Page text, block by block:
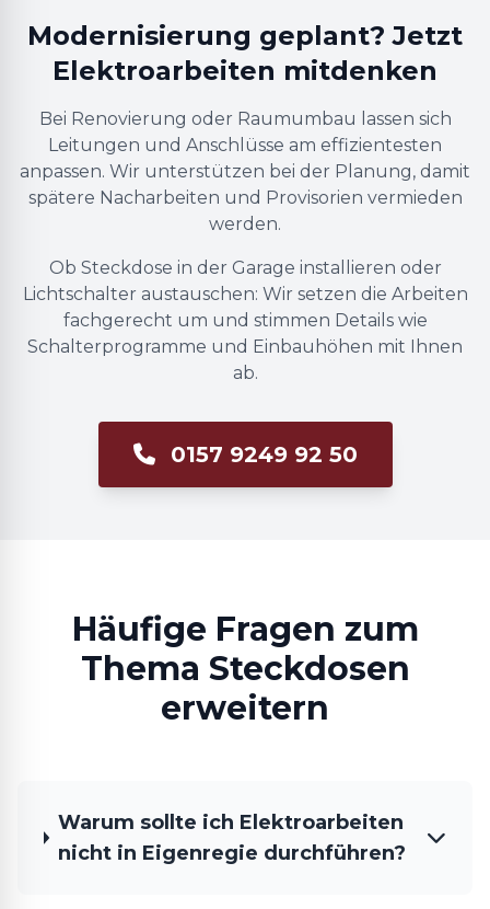
Modernisierung geplant? Jetzt
Elektroarbeiten mitdenken
Bei Renovierung oder Raumumbau lassen sich
Leitungen und Anschlüsse am effizientesten
anpassen. Wir unterstützen bei der Planung, damit
spätere Nacharbeiten und Provisorien vermieden
werden.
Ob Steckdose in der Garage installieren oder
Lichtschalter austauschen: Wir setzen die Arbeiten
fachgerecht um und stimmen Details wie
Schalterprogramme und Einbauhöhen mit Ihnen
ab.
0157 9249 92 50
Häufige Fragen zum
Thema Steckdosen
erweitern
Warum sollte ich Elektroarbeiten
nicht in Eigenregie durchführen?